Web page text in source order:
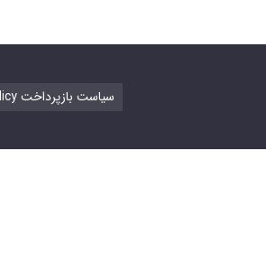
Refund Policy سیاست بازپرداخت